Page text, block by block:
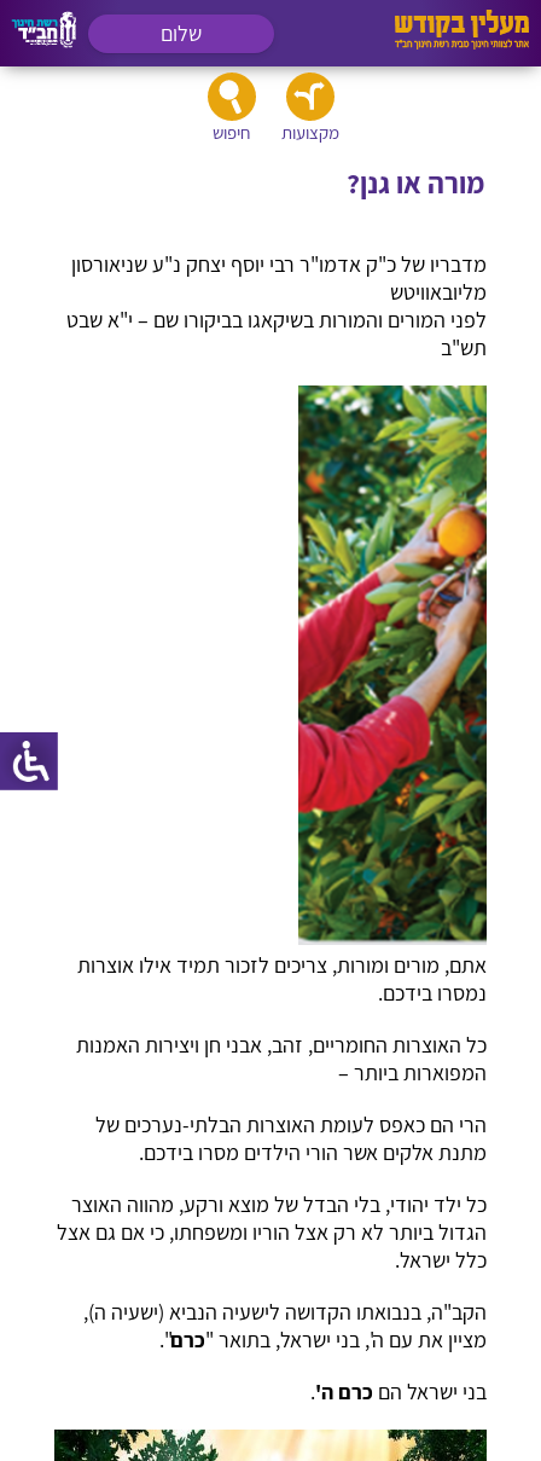
שלום
מקצועות חיפוש
מורה או גנן?
מדבריו של כ"ק אדמו"ר רבי יוסף יצחק נ"ע שניאורסון
מליובאוויטש
לפני המורים והמורות בשיקאגו בביקורו שם – י"א שבט
תש"ב
אתם, מורים ומורות, צריכים לזכור תמיד אילו אוצרות
נמסרו בידכם.
כל האוצרות החומריים, זהב, אבני חן ויצירות האמנות
המפוארות ביותר –
הרי הם כאפס לעומת האוצרות הבלתי-נערכים של
מתנת אלקים אשר הורי הילדים מסרו בידכם.
כל ילד יהודי, בלי הבדל של מוצא ורקע, מהווה האוצר
הגדול ביותר לא רק אצל הוריו ומשפחתו, כי אם גם אצל
כלל ישראל.
הקב"ה, בנבואתו הקדושה לישעיה הנביא (ישעיה ה),
מציין את עם ה', בני ישראל, בתואר "כרם".
בני ישראל הם כרם ה'.